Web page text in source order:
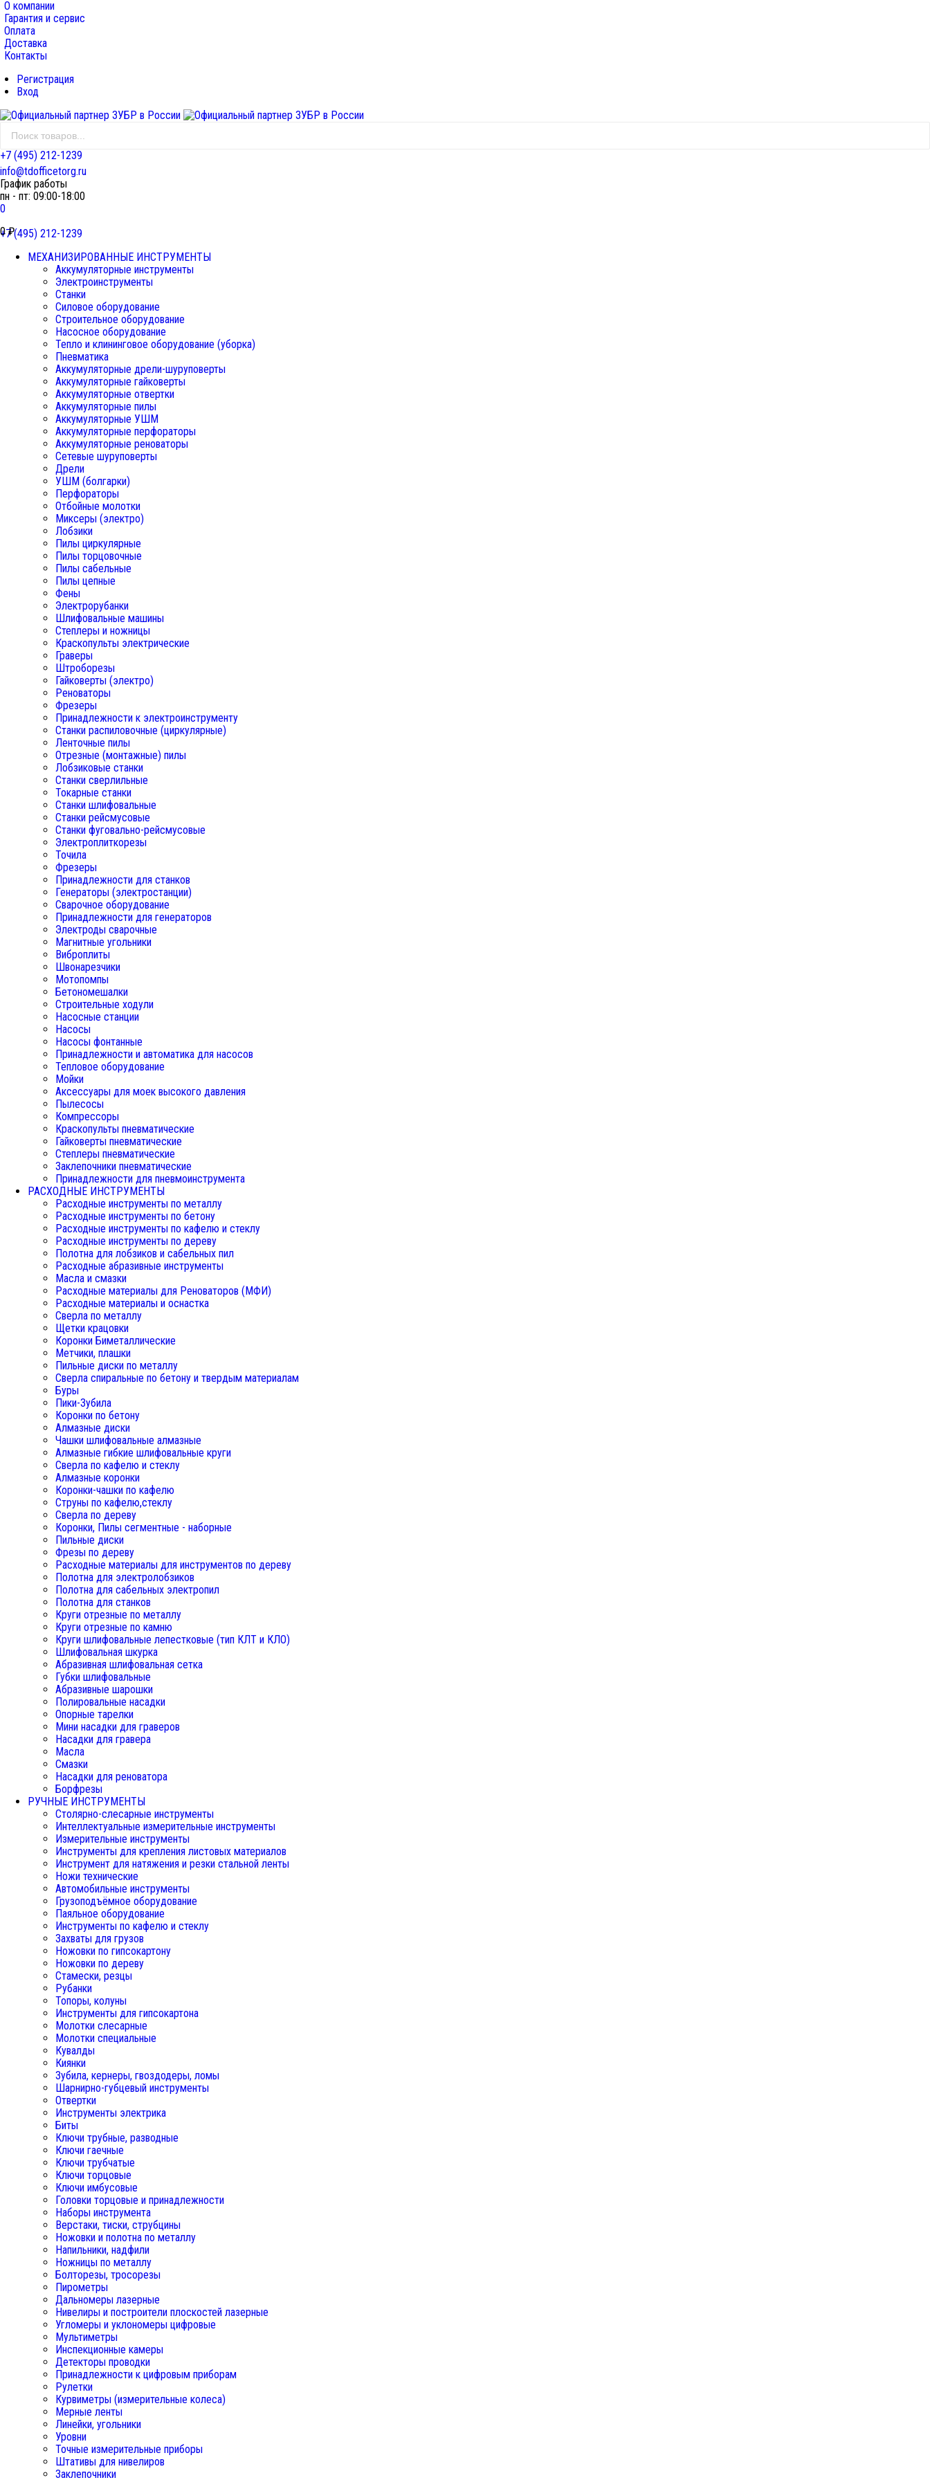
О компании
Гарантия и сервис
Оплата
Доставка
Контакты
Регистрация
Вход
+7 (495) 212-1239
info@tdofficetorg.ru
График работы
пн - пт: 09:00-18:00
0
0₽
+7 (495) 212-1239
МЕХАНИЗИРОВАННЫЕ ИНСТРУМЕНТЫ
Аккумуляторные инструменты
Электроинструменты
Станки
Силовое оборудование
Строительное оборудование
Насосное оборудование
Тепло и клининговое оборудование (уборка)
Пневматика
Аккумуляторные дрели-шуруповерты
Аккумуляторные гайковерты
Аккумуляторные отвертки
Аккумуляторные пилы
Аккумуляторные УШМ
Аккумуляторные перфораторы
Аккумуляторные реноваторы
Сетевые шуруповерты
Дрели
УШМ (болгарки)
Перфораторы
Отбойные молотки
Миксеры (электро)
Лобзики
Пилы циркулярные
Пилы торцовочные
Пилы сабельные
Пилы цепные
Фены
Электрорубанки
Шлифовальные машины
Степлеры и ножницы
Краскопульты электрические
Граверы
Штроборезы
Гайковерты (электро)
Реноваторы
Фрезеры
Принадлежности к электроинструменту
Станки распиловочные (циркулярные)
Ленточные пилы
Отрезные (монтажные) пилы
Лобзиковые станки
Станки сверлильные
Токарные станки
Станки шлифовальные
Станки рейсмусовые
Станки фуговально-рейсмусовые
Электроплиткорезы
Точила
Фрезеры
Принадлежности для станков
Генераторы (электростанции)
Сварочное оборудование
Принадлежности для генераторов
Электроды сварочные
Магнитные угольники
Виброплиты
Швонарезчики
Мотопомпы
Бетономешалки
Строительные ходули
Насосные станции
Насосы
Насосы фонтанные
Принадлежности и автоматика для насосов
Тепловое оборудование
Мойки
Аксессуары для моек высокого давления
Пылесосы
Компрессоры
Краскопульты пневматические
Гайковерты пневматические
Степлеры пневматические
Заклепочники пневматические
Принадлежности для пневмоинструмента
РАСХОДНЫЕ ИНСТРУМЕНТЫ
Расходные инструменты по металлу
Расходные инструменты по бетону
Расходные инструменты по кафелю и стеклу
Расходные инструменты по дереву
Полотна для лобзиков и сабельных пил
Расходные абразивные инструменты
Масла и смазки
Расходные материалы для Реноваторов (МФИ)
Расходные материалы и оснастка
Сверла по металлу
Щетки крацовки
Коронки Биметаллические
Метчики, плашки
Пильные диски по металлу
Сверла спиральные по бетону и твердым материалам
Буры
Пики-Зубила
Коронки по бетону
Алмазные диски
Чашки шлифовальные алмазные
Алмазные гибкие шлифовальные круги
Сверла по кафелю и стеклу
Алмазные коронки
Коронки-чашки по кафелю
Струны по кафелю,стеклу
Сверла по дереву
Коронки, Пилы сегментные - наборные
Пильные диски
Фрезы по дереву
Расходные материалы для инструментов по дереву
Полотна для электролобзиков
Полотна для сабельных электропил
Полотна для станков
Круги отрезные по металлу
Круги отрезные по камню
Круги шлифовальные лепестковые (тип КЛТ и КЛО)
Шлифовальная шкурка
Абразивная шлифовальная сетка
Губки шлифовальные
Абразивные шарошки
Полировальные насадки
Опорные тарелки
Мини насадки для граверов
Насадки для гравера
Масла
Смазки
Насадки для реноватора
Борфрезы
РУЧНЫЕ ИНСТРУМЕНТЫ
Столярно-слесарные инструменты
Интеллектуальные измерительные инструменты
Измерительные инструменты
Инструменты для крепления листовых материалов
Инструмент для натяжения и резки стальной ленты
Ножи технические
Автомобильные инструменты
Грузоподъёмное оборудование
Паяльное оборудование
Инструменты по кафелю и стеклу
Захваты для грузов
Ножовки по гипсокартону
Ножовки по дереву
Стамески, резцы
Рубанки
Топоры, колуны
Инструменты для гипсокартона
Молотки слесарные
Молотки специальные
Кувалды
Киянки
Зубила, кернеры, гвоздодеры, ломы
Шарнирно-губцевый инструменты
Отвертки
Инструменты электрика
Биты
Ключи трубные, разводные
Ключи гаечные
Ключи трубчатые
Ключи торцовые
Ключи имбусовые
Головки торцовые и принадлежности
Наборы инструмента
Верстаки, тиски, струбцины
Ножовки и полотна по металлу
Напильники, надфили
Ножницы по металлу
Болторезы, тросорезы
Пирометры
Дальномеры лазерные
Нивелиры и построители плоскостей лазерные
Угломеры и уклономеры цифровые
Мультиметры
Инспекционные камеры
Детекторы проводки
Принадлежности к цифровым приборам
Рулетки
Курвиметры (измерительные колеса)
Мерные ленты
Линейки, угольники
Уровни
Точные измерительные приборы
Штативы для нивелиров
Заклепочники